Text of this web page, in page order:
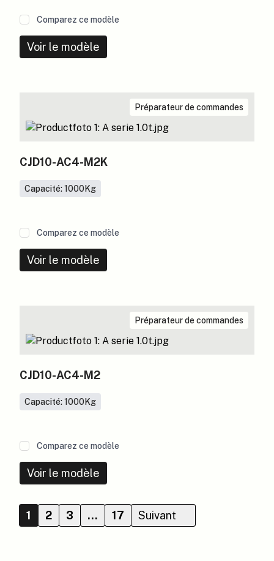
Comparez ce modèle
Voir le modèle
Préparateur de commandes
CJD10-AC4-M2K
Capacité: 1000Kg
Comparez ce modèle
Voir le modèle
Préparateur de commandes
CJD10-AC4-M2
Capacité: 1000Kg
Comparez ce modèle
Voir le modèle
1 2 3 … 17 Suivant